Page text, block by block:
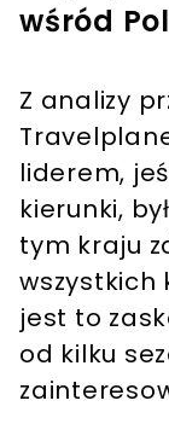
wśród
Z analizy
liderem,
kierunki,
tym kraju
wszystkich
jest to
od kilku